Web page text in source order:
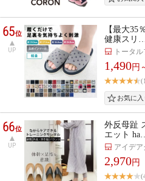
65位
UP
【最大35
健康スリ…
トータ
1,490円
66位
UP
外反母趾
エット ha…
アイデ
2,970円